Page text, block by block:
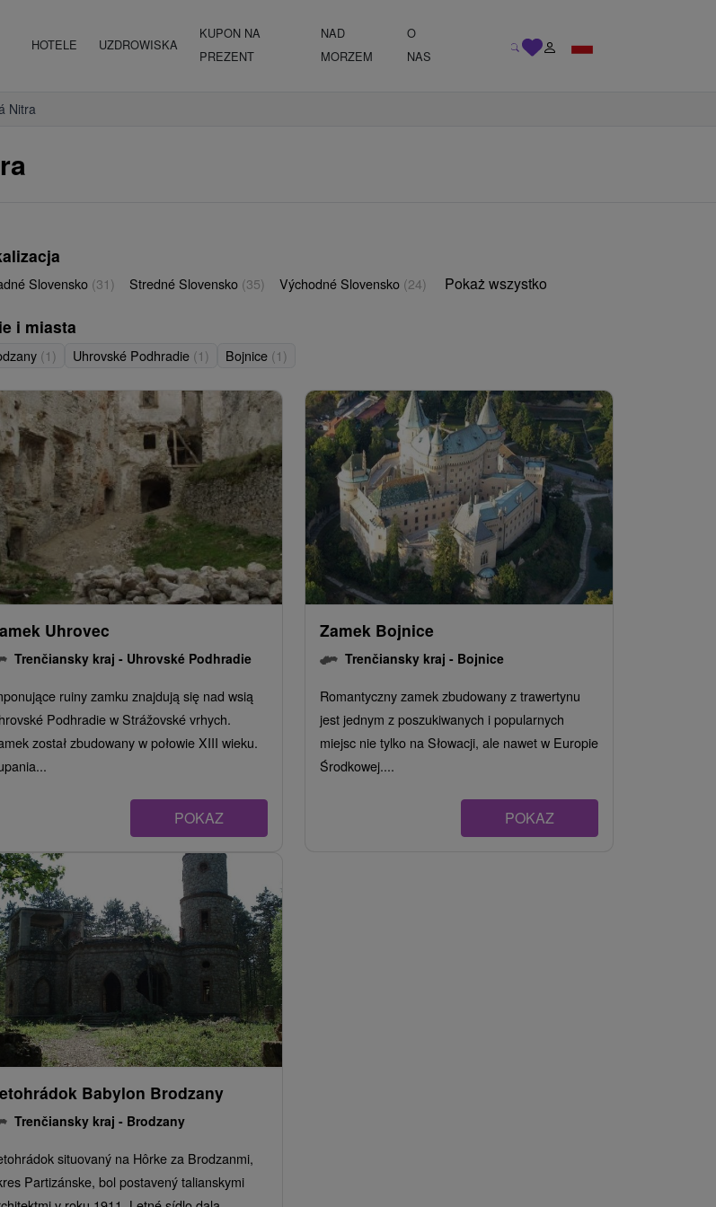
HOTELE UZDROWISKA
KUPON NA
PREZENT
NAD
MORZEM
O
NAS
Nitra
Slovensko (31) Stredné Slovensko (35) Východné Slovensko (24) Pokaż wszystko
i miasta
(1) Uhrovské Podhradie (1) Bojnice (1)
Uhrovec
Trenčiansky kraj - Uhrovské Podhradie
ruiny zamku znajdują się nad wsią
Podhradie w Strážovské vrhych.
został zbudowany w połowie XIII wieku.
POKAZ
Zamek Bojnice
Trenčiansky kraj - Bojnice
Romantyczny zamek zbudowany z trawertynu
jest jednym z poszukiwanych i popularnych
miejsc nie tylko na Słowacji, ale nawet w Europie
Środkowej....
POKAZ
Babylon Brodzany
Trenčiansky kraj - Brodzany
situovaný na Hôrke za Brodzanmi,
Partizánske, bol postavený talianskymi